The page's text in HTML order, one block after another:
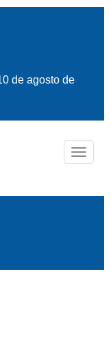
de agosto de